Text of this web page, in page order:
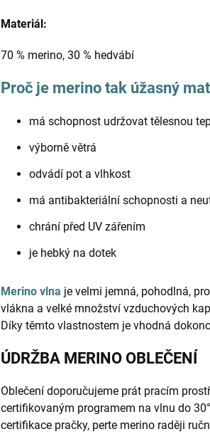
Materiál:
70 % merino, 30 % hedvábí
Proč je merino tak úžasný
má schopnost udržovat tělesnou
výborně větrá
odvádí pot a vlhkost
má antibakteriální schopnosti a
chrání před UV zářením
je hebký na dotek
Merino vlna je velmi jemná, pohodlná,
vlákna a velké množství vzduchových
Díky těmto vlastnostem je vhodná
ÚDRŽBA MERINO OBLEČENÍ
Oblečení doporučujeme prát pracím
certifikovaným programem na vlnu do
certifikace pračky, perte merino raději